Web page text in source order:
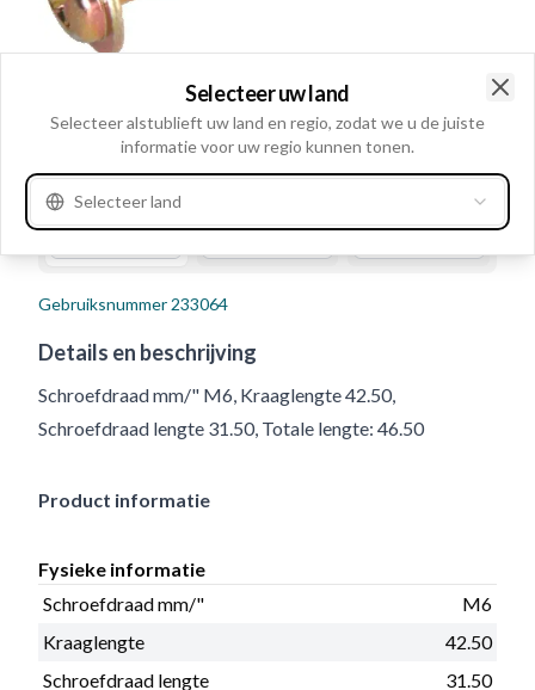
Gebruiksnummer 233064
Details en beschrijving
Schroefdraad mm/" M6, Kraaglengte 42.50,
Schroefdraad lengte 31.50, Totale lengte: 46.50
Product informatie
Fysieke informatie
Schroefdraad mm/"
M6
Kraaglengte
42.50
Schroefdraad lengte
31.50
Selecteer uw land
Selecteer alstublieft uw land en regio, zodat we u de juiste
informatie voor uw regio kunnen tonen.
Selecteer land